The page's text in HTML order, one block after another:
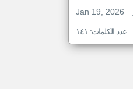
Jan 19, 2026
عدد الكلمات: ١٤١